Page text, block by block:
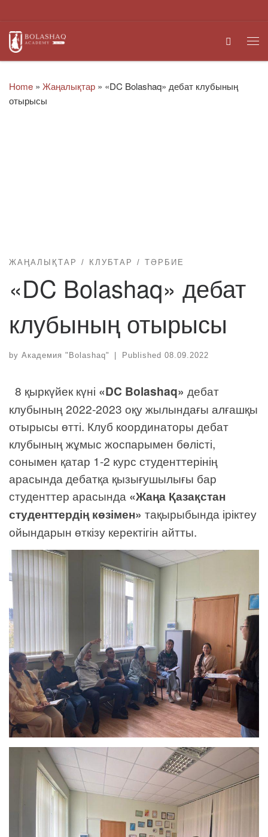
Search
Home » Жаңалықтар » «DC Bolashaq» дебат клубының
отырысы
ЖАҢАЛЫҚТАР КЛУБТАР ТӘРБИЕ
«DC Bolashaq» дебат
клубының отырысы
by Академия "Bolashaq" | Published 08.09.2022
8 қыркүйек күні «DC Bolashaq» дебат
клубының 2022-2023 оқу жылындағы алғашқы
отырысы өтті. Клуб координаторы дебат
клубының жұмыс жоспарымен бөлісті,
сонымен қатар 1-2 курс студенттерінің
арасында дебатқа қызығушылығы бар
студенттер арасында «Жаңа Қазақстан
студенттердің көзімен» тақырыбында іріктеу
ойындарын өткізу керектігін айтты.